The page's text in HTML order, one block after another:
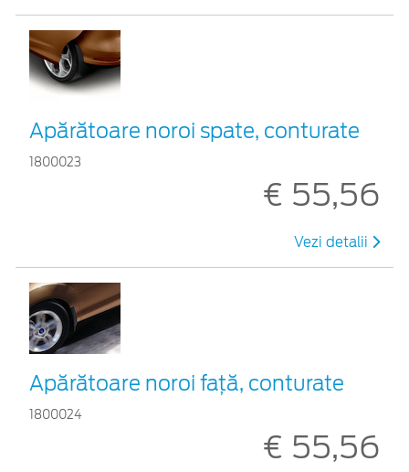
Apărătoare noroi spate, conturate
1800023
€ 55,56
Vezi detalii
Apărătoare noroi faţă, conturate
1800024
€ 55,56